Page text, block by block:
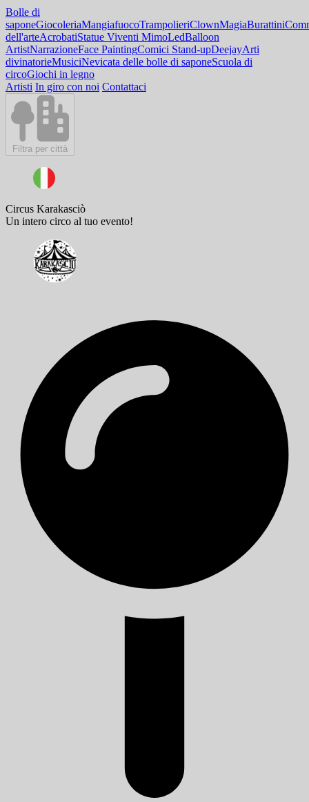
Bolle di
saponeGiocoleriaMangiafuocoTrampolieriClownMagiaBurattini
dell'arteAcrobatiStatue Viventi MimoLedBalloon
ArtistNarrazioneFace PaintingComici Stand-upDeejayArti
divinatorieMusiciNevicata delle bolle di saponeScuola di
circoGiochi in legno
Artisti In giro con noi Contattaci
Filtra per città
Circus Karakasciò
Un intero circo al tuo evento!